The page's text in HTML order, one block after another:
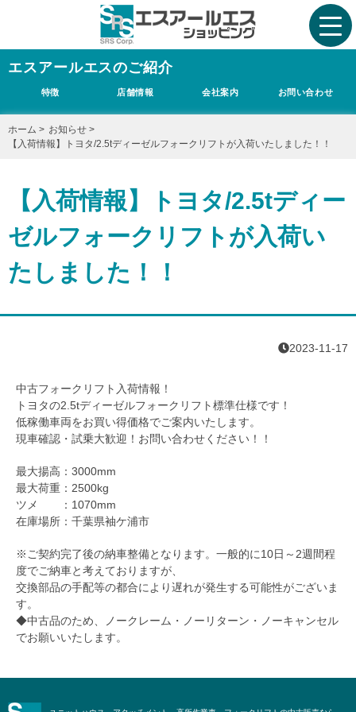
エスアールエスのご紹介
特徴 店舗情報 会社案内 お問い合わせ
ホーム > お知らせ >
【入荷情報】トヨタ/2.5tディーゼルフォークリフトが入荷いたしました！！
【入荷情報】トヨタ/2.5tディー
ゼルフォークリフトが入荷い
たしました！！
2023-11-17
中古フォークリフト入荷情報！
トヨタの2.5tディーゼルフォークリフト標準仕様です！
低稼働車両をお買い得価格でご案内いたします。
現車確認・試乗大歓迎！お問い合わせください！！
最大揚高：3000mm
最大荷重：2500kg
ツメ ：1070mm
在庫場所：千葉県袖ケ浦市
※ご契約完了後の納車整備となります。一般的に10日～2週間程
度でご納車と考えておりますが、
交換部品の手配等の都合により遅れが発生する可能性がございま
す。
◆中古品のため、ノークレーム・ノーリターン・ノーキャンセル
でお願いいたします。